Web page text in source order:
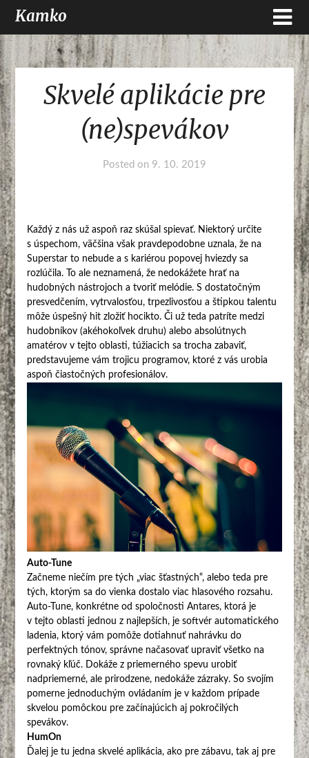
Kamko
Skvelé aplikácie pre
(ne)spevákov
Posted on 9. 10. 2019
Každý z nás už aspoň raz skúšal spievať. Niektorý určite
s úspechom, väčšina však pravdepodobne uznala, že na
Superstar to nebude a s kariérou popovej hviezdy sa
rozlúčila. To ale neznamená, že nedokážete hrať na
hudobných nástrojoch a tvoriť melódie. S dostatočným
presvedčením, vytrvalosťou, trpezlivosťou a štipkou talentu
môže úspešný hit zložiť hocikto. Či už teda patríte medzi
hudobníkov (akéhokoľvek druhu) alebo absolútnych
amatérov v tejto oblasti, túžiacich sa trocha zabaviť,
predstavujeme vám trojicu programov, ktoré z vás urobia
aspoň čiastočných profesionálov.
Auto-Tune
Začneme niečím pre tých „viac šťastných“, alebo teda pre
tých, ktorým sa do vienka dostalo viac hlasového rozsahu.
Auto-Tune, konkrétne od spoločnosti Antares, ktorá je
v tejto oblasti jednou z najlepších, je softvér automatického
ladenia, ktorý vám pomôže dotiahnuť nahrávku do
perfektných tónov, správne načasovať upraviť všetko na
rovnaký kľúč. Dokáže z priemerného spevu urobiť
nadpriemerné, ale prirodzene, nedokáže zázraky. So svojím
pomerne jednoduchým ovládaním je v každom prípade
skvelou pomôckou pre začínajúcich aj pokročilých
spevákov.
HumOn
Ďalej je tu jedna skvelé aplikácia, ako pre zábavu, tak aj pre